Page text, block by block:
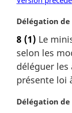
e
N
t
e
m
a
r
g
Délégation
8 (1) Le
selon les
déléguer
présente loi
N
Délégation